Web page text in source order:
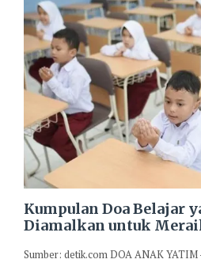
Kumpulan Doa Belajar
Diamalkan untuk
Sumber: detik.com DOA ANAK YATIM